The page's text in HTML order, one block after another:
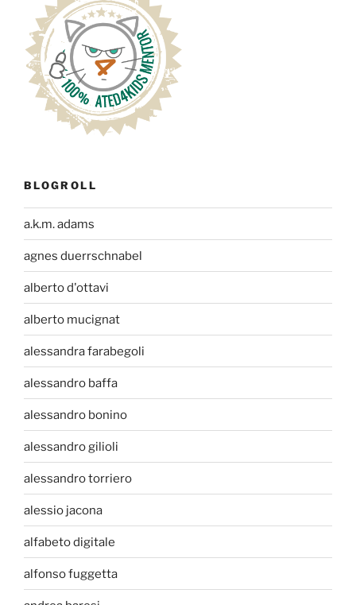
BLOGROLL
a.k.m. adams
agnes duerrschnabel
alberto d'ottavi
alberto mucignat
alessandra farabegoli
alessandro baffa
alessandro bonino
alessandro gilioli
alessandro torriero
alessio jacona
alfabeto digitale
alfonso fuggetta